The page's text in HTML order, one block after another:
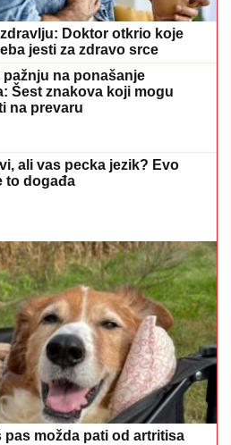
Doktor otkrio koje
jesti za zdravo srce
pažnju na ponašanje
Šest znakova koji mogu
na prevaru
ali vas pecka jezik? Evo
to događa
možda pati od artritisa